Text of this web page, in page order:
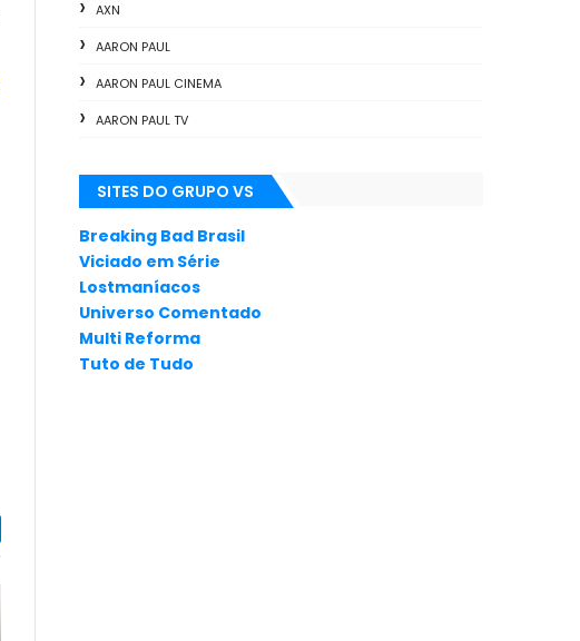
AXN
AARON PAUL
AARON PAUL CINEMA
AARON PAUL TV
ANIMAÇÃO
ANNA GUNN
APLICATIVOS
ARTES
AUDIÊNCIA
SITES DO GRUPO VS
Breaking Bad Brasil
Viciado em Série
Lostmaníacos
Universo Comentado
Multi Reforma
Tuto de Tudo